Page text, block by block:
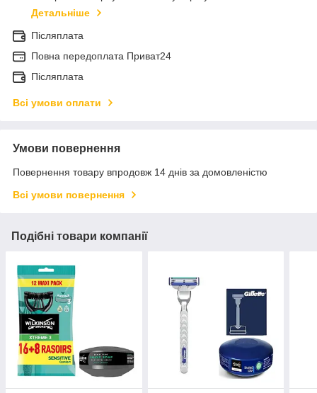
Детальніше
Післяплата
Повна передоплата Приват24
Післяплата
Всі умови оплати
Умови повернення
Повернення товару впродовж 14 днів за домовленістю
Всі умови повернення
Подібні товари компанії